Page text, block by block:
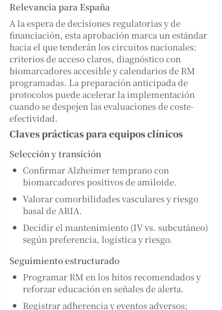
Relevancia para España
A la espera de decisiones regulatorias y de
financiación, esta aprobación marca un estándar
hacia el que tenderán los circuitos nacionales:
criterios de acceso claros, diagnóstico con
biomarcadores accesible y calendarios de RM
programadas. La preparación anticipada de
protocolos puede acelerar la implementación
cuando se despejen las evaluaciones de coste-
efectividad.
Claves prácticas para equipos clínicos
Selección y transición
Confirmar Alzheimer temprano con
biomarcadores positivos de amiloide.
Valorar comorbilidades vasculares y riesgo
basal de ARIA.
Decidir el mantenimiento (IV vs. subcutáneo)
según preferencia, logística y riesgo.
Seguimiento estructurado
Programar RM en los hitos recomendados y
reforzar educación en señales de alerta.
Registrar adherencia y eventos adversos;